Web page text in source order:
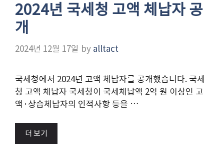
2024년 국세청 고액 체납자 공
개
2024년 12월 17일 by alltact
국세청에서 2024년 고액 체납자를 공개했습니다. 국세
청 고액 체납자 국세청이 국세체납액 2억 원 이상인 고
액·상습체납자의 인적사항 등을 …
더 보기